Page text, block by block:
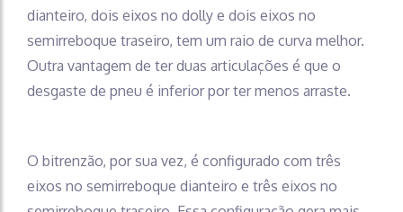
dianteiro, dois eixos no dolly e dois eixos no
semirreboque traseiro, tem um raio de curva melhor.
Outra vantagem de ter duas articulações é que o
desgaste de pneu é inferior por ter menos arraste.
O bitrenzão, por sua vez, é configurado com três
eixos no semirreboque dianteiro e três eixos no